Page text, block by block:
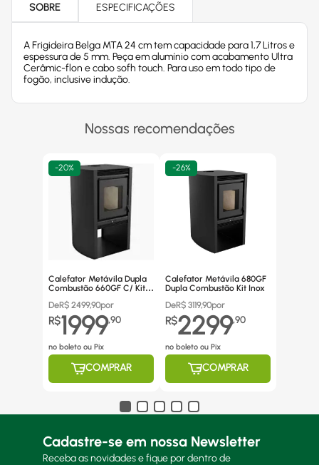
SOBRE ESPECIFICAÇÕES
A Frigideira Belga MTA 24 cm tem capacidade para 1,7 Litros e
espessura de 5 mm. Peça em alumínio com acabamento Ultra
Cerâmic-flon e cabo sofh touch. Para uso em todo tipo de
fogão, inclusive indução.
Nossas recomendações
-20%
Calefator Metávila Dupla
Combustão 660GF C/ Kit
DeR$ 2499,90por
R$1999,90
no boleto ou Pix
COMPRAR
-26%
Calefator Metávila 680GF
Dupla Combustão Kit Inox
DeR$ 3119,90por
R$2299,90
no boleto ou Pix
COMPRAR
Cadastre-se em nossa Newsletter
Receba as novidades e fique por dentro de